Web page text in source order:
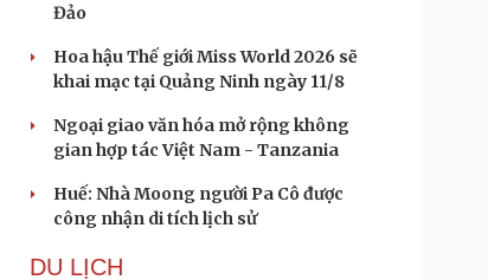
Đảo
Hoa hậu Thế giới Miss World 2026 sẽ
khai mạc tại Quảng Ninh ngày 11/8
Ngoại giao văn hóa mở rộng không
gian hợp tác Việt Nam - Tanzania
Huế: Nhà Moong người Pa Cô được
công nhận di tích lịch sử
DU LỊCH